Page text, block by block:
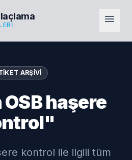
menu
ARŞIVI
haşere
kontrol ile ilgili tüm